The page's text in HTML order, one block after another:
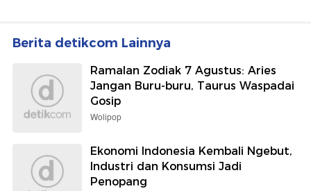
Berita detikcom Lainnya
Ramalan Zodiak 7 Agustus: Aries
Jangan Buru-buru, Taurus Waspadai
Gosip
Wolipop
Ekonomi Indonesia Kembali Ngebut,
Industri dan Konsumsi Jadi
Penopang